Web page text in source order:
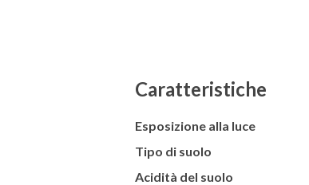
Caratteristiche
Esposizione alla luce
Tipo di suolo
Acidità del suolo